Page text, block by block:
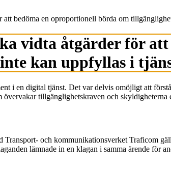
att bedöma en oproportionell börda om
vidta åtgärder för
kan uppfyllas i
i en digital tjänst. Det var delvis omöjligt att
tillgänglighetskraven och
Transport- och kommunikationsverket Traficom
lämnade in en klagan i samma ärende